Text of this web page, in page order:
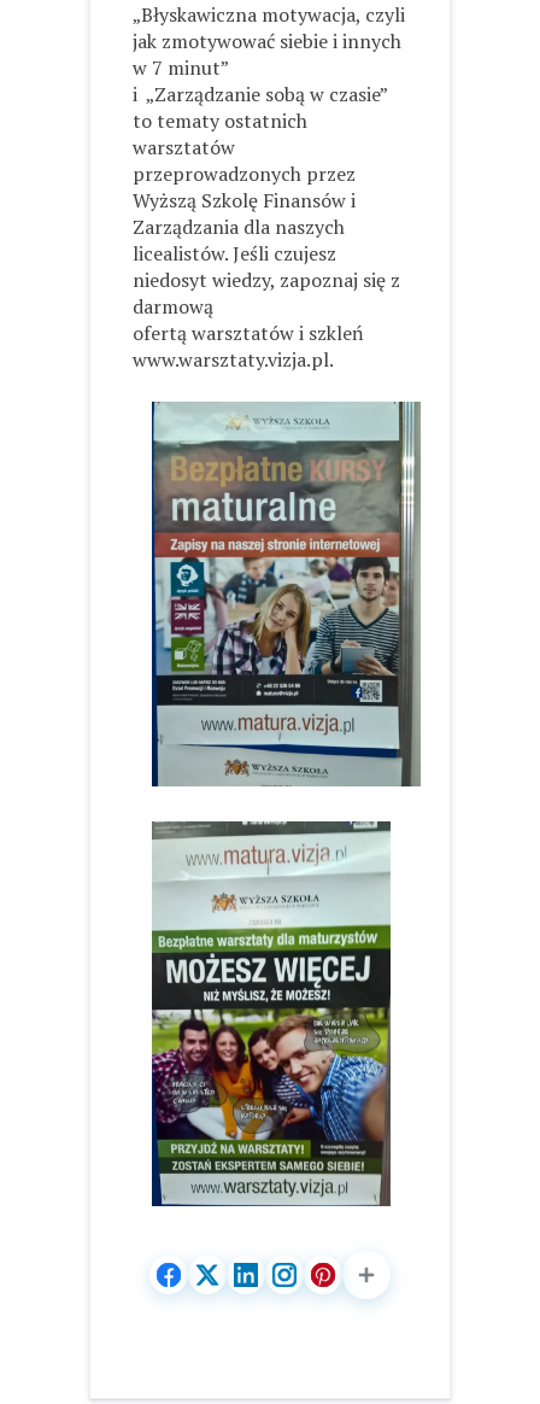
„Błyskawiczna motywacja, czyli
jak zmotywować siebie i innych
w 7 minut”
i „Zarządzanie sobą w czasie”
to tematy ostatnich
warsztatów
przeprowadzonych przez
Wyższą Szkolę Finansów i
Zarządzania dla naszych
licealistów. Jeśli czujesz
niedosyt wiedzy, zapoznaj się z
darmową
ofertą warsztatów i szkleń
www.warsztaty.vizja.pl.